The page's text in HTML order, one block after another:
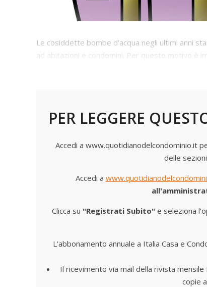
Le cosiddette bombe d’acqua negli ultimi anni
ad abitazioni e condomini. Per questo motivo è
PER LEGGERE
Accedi a www.quotidianodelcondominio.it
delle
Accedi a
Clicca su "Registrati Subito" e seleziona
L’abbonamento annuale a Italia Casa e
Il ricevimento via mail della rivista
copie